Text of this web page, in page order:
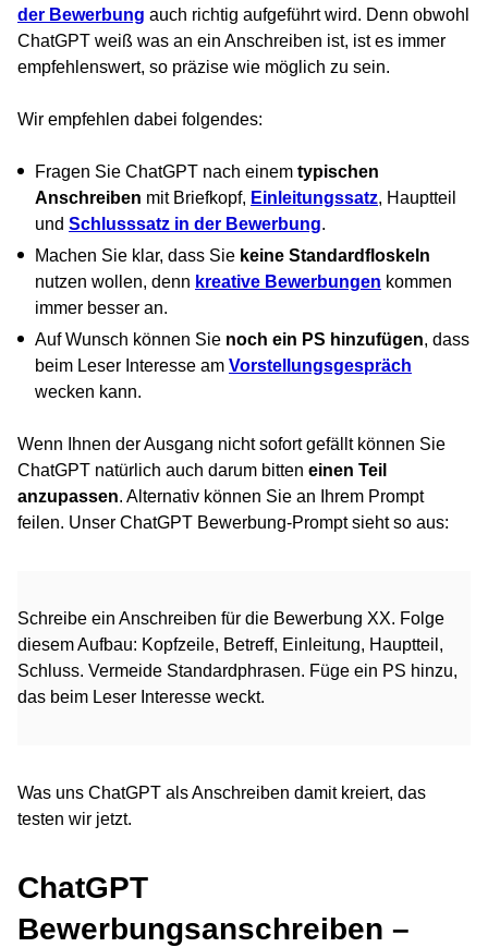
der Bewerbung auch richtig aufgeführt wird. Denn obwohl
ChatGPT weiß was an ein Anschreiben ist, ist es immer
empfehlenswert, so präzise wie möglich zu sein.
Wir empfehlen dabei folgendes:
Fragen Sie ChatGPT nach einem typischen
Anschreiben mit Briefkopf, Einleitungssatz, Hauptteil
und Schlusssatz in der Bewerbung.
Machen Sie klar, dass Sie keine Standardfloskeln
nutzen wollen, denn kreative Bewerbungen kommen
immer besser an.
Auf Wunsch können Sie noch ein PS hinzufügen, dass
beim Leser Interesse am Vorstellungsgespräch
wecken kann.
Wenn Ihnen der Ausgang nicht sofort gefällt können Sie
ChatGPT natürlich auch darum bitten einen Teil
anzupassen. Alternativ können Sie an Ihrem Prompt
feilen. Unser ChatGPT Bewerbung-Prompt sieht so aus:
Schreibe ein Anschreiben für die Bewerbung XX. Folge
diesem Aufbau: Kopfzeile, Betreff, Einleitung, Hauptteil,
Schluss. Vermeide Standardphrasen. Füge ein PS hinzu,
das beim Leser Interesse weckt.
Was uns ChatGPT als Anschreiben damit kreiert, das
testen wir jetzt.
ChatGPT
Bewerbungsanschreiben –